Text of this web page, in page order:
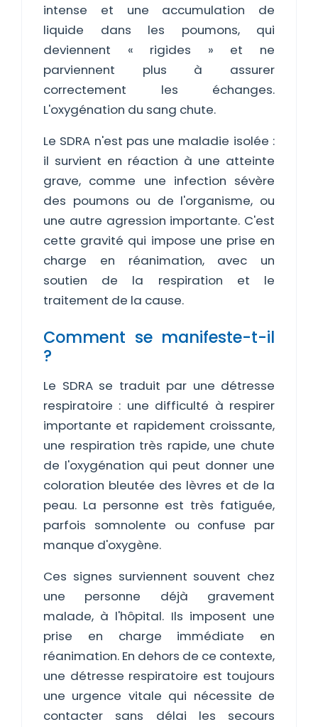
intense et une accumulation de
liquide dans les poumons, qui
deviennent « rigides » et ne
parviennent plus à assurer
correctement les échanges.
L'oxygénation du sang chute.
Le SDRA n'est pas une maladie isolée :
il survient en réaction à une atteinte
grave, comme une infection sévère
des poumons ou de l'organisme, ou
une autre agression importante. C'est
cette gravité qui impose une prise en
charge en réanimation, avec un
soutien de la respiration et le
traitement de la cause.
Comment se manifeste-t-il
?
Le SDRA se traduit par une détresse
respiratoire : une difficulté à respirer
importante et rapidement croissante,
une respiration très rapide, une chute
de l'oxygénation qui peut donner une
coloration bleutée des lèvres et de la
peau. La personne est très fatiguée,
parfois somnolente ou confuse par
manque d'oxygène.
Ces signes surviennent souvent chez
une personne déjà gravement
malade, à l'hôpital. Ils imposent une
prise en charge immédiate en
réanimation. En dehors de ce contexte,
une détresse respiratoire est toujours
une urgence vitale qui nécessite de
contacter sans délai les secours